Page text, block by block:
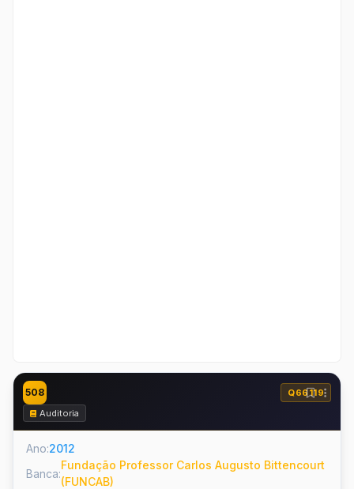
508
Q66119
Auditoria
Ano:2012
Banca:
Fundação Professor Carlos Augusto Bittencourt
(FUNCAB)